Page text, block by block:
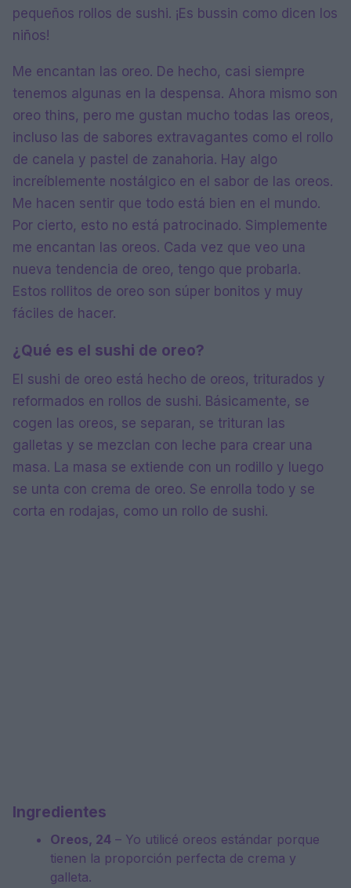
pequeños rollos de sushi. ¡Es bussin como dicen los
niños!
Me encantan las oreo. De hecho, casi siempre
tenemos algunas en la despensa. Ahora mismo son
oreo thins, pero me gustan mucho todas las oreos,
incluso las de sabores extravagantes como el rollo
de canela y pastel de zanahoria. Hay algo
increíblemente nostálgico en el sabor de las oreos.
Me hacen sentir que todo está bien en el mundo.
Por cierto, esto no está patrocinado. Simplemente
me encantan las oreos. Cada vez que veo una
nueva tendencia de oreo, tengo que probarla.
Estos rollitos de oreo son súper bonitos y muy
fáciles de hacer.
¿Qué es el sushi de oreo?
El sushi de oreo está hecho de oreos, triturados y
reformados en rollos de sushi. Básicamente, se
cogen las oreos, se separan, se trituran las
galletas y se mezclan con leche para crear una
masa. La masa se extiende con un rodillo y luego
se unta con crema de oreo. Se enrolla todo y se
corta en rodajas, como un rollo de sushi.
Ingredientes
Oreos, 24 – Yo utilicé oreos estándar porque
tienen la proporción perfecta de crema y
galleta.